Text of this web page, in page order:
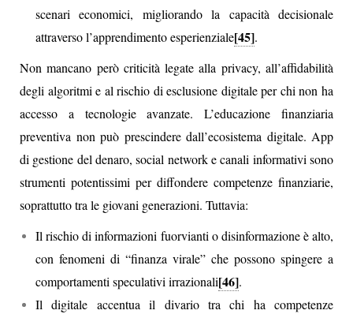
scenari economici, migliorando la capacità decisionale
attraverso l’apprendimento esperienziale[45].
Non mancano però criticità legate alla privacy, all’affidabilità
degli algoritmi e al rischio di esclusione digitale per chi non ha
accesso a tecnologie avanzate. L’educazione finanziaria
preventiva non può prescindere dall’ecosistema digitale. App
di gestione del denaro, social network e canali informativi sono
strumenti potentissimi per diffondere competenze finanziarie,
soprattutto tra le giovani generazioni. Tuttavia:
Il rischio di informazioni fuorvianti o disinformazione è alto,
con fenomeni di “finanza virale” che possono spingere a
comportamenti speculativi irrazionali[46].
Il digitale accentua il divario tra chi ha competenze